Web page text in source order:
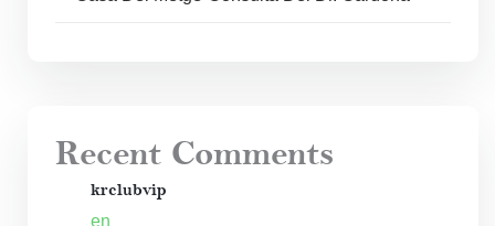
Recent Comments
krclubvip
en